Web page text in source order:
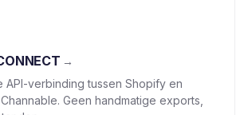
API-verbinding tussen Shopify en
Geen handmatige exports,